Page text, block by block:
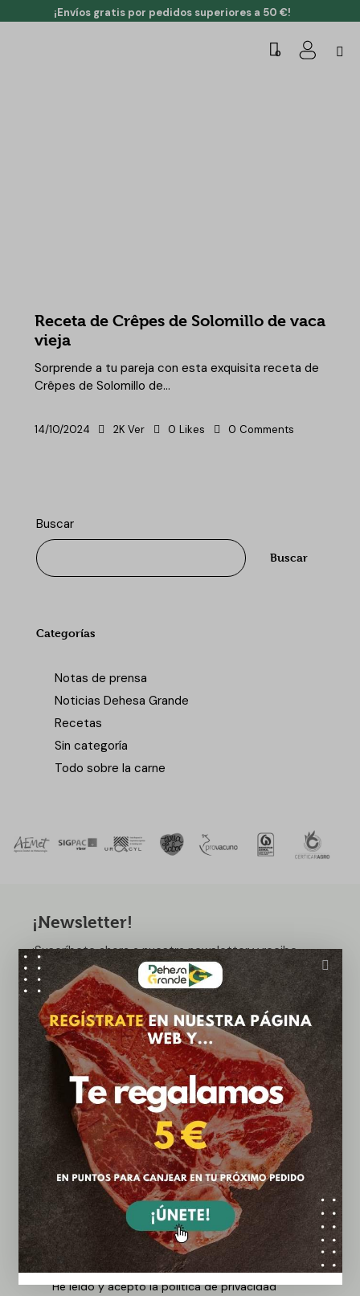
¡Envíos gratis por pedidos superiores a 50 €!
0
Receta de Crêpes de Solomillo de vaca
vieja
Sorprende a tu pareja con esta exquisita receta de
Crêpes de Solomillo de…
14/10/2024 2K Ver 0 Likes 0 Comments
Buscar
Buscar
Categorías
Notas de prensa
Noticias Dehesa Grande
Recetas
Sin categoría
Todo sobre la carne
¡Newsletter!
¡Suscríbete ahora a nuestra newsletter y recibe
ofertas exclusivas!
Suscribirme
¿Tienes dudas? ¡Háblanos!
He leído y acepto la política de privacidad